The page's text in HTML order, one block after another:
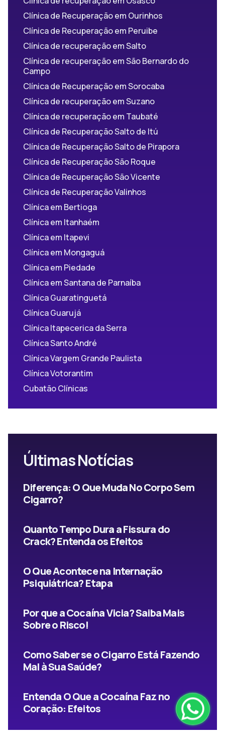
Clínica de Recuperação em Ourinhos
Clínica de Recuperação em Peruibe
Clínica de recuperação em Salto
Clínica de recuperação em São Bernardo do
Campo
Clínica de Recuperação em Sorocaba
Clínica de recuperação em Suzano
Clínica de recuperação em Taubaté
Clínica de Recuperação Salto de Itú
Clínica de Recuperação Salto de Pirapora
Clínica de Recuperação São Roque
Clínica de Recuperação São Vicente
Clínica de Recuperação Valinhos
Clínica em Bertioga
Clínica em Itanhaém
Clínica em Itapevi
Clínica em Mongaguá
Clínica em Piedade
Clínica em Santana de Parnaíba
Clínica Guaratinguetá
Clínica Guarujá
Clínica Itapecerica da Serra
Clínica Santo André
Clínica Vargem Grande Paulista
Clínica Votorantim
Cubatão Clínicas
Últimas Notícias
Diferença: O Que Muda No Corpo Sem
Cigarro?
Quanto Tempo Dura a Fissura do
Crack? Entenda os Efeitos
O Que Acontece na Internação
Psiquiátrica? Etapa
Por que a Cocaína Vicia? Saiba Mais
Sobre o Risco!
Como Saber se o Cigarro Está Fazendo
Mal à Sua Saúde?
Entenda O Que a Cocaína Faz no
Coração: Efeitos